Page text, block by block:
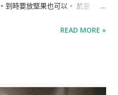
到時要放堅果也可以。 於是，我
的孩子像個寶。
READ MORE »